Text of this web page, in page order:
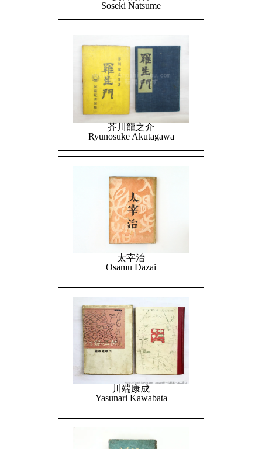
Soseki Natsume
芥川龍之介
Ryunosuke Akutagawa
太宰治
Osamu Dazai
川端康成
Yasunari Kawabata